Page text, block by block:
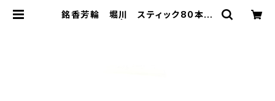
銘香芳輪 堀川 スティック80本入